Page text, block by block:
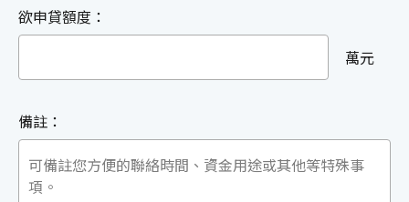
欲申貸額度：
萬元
備註：